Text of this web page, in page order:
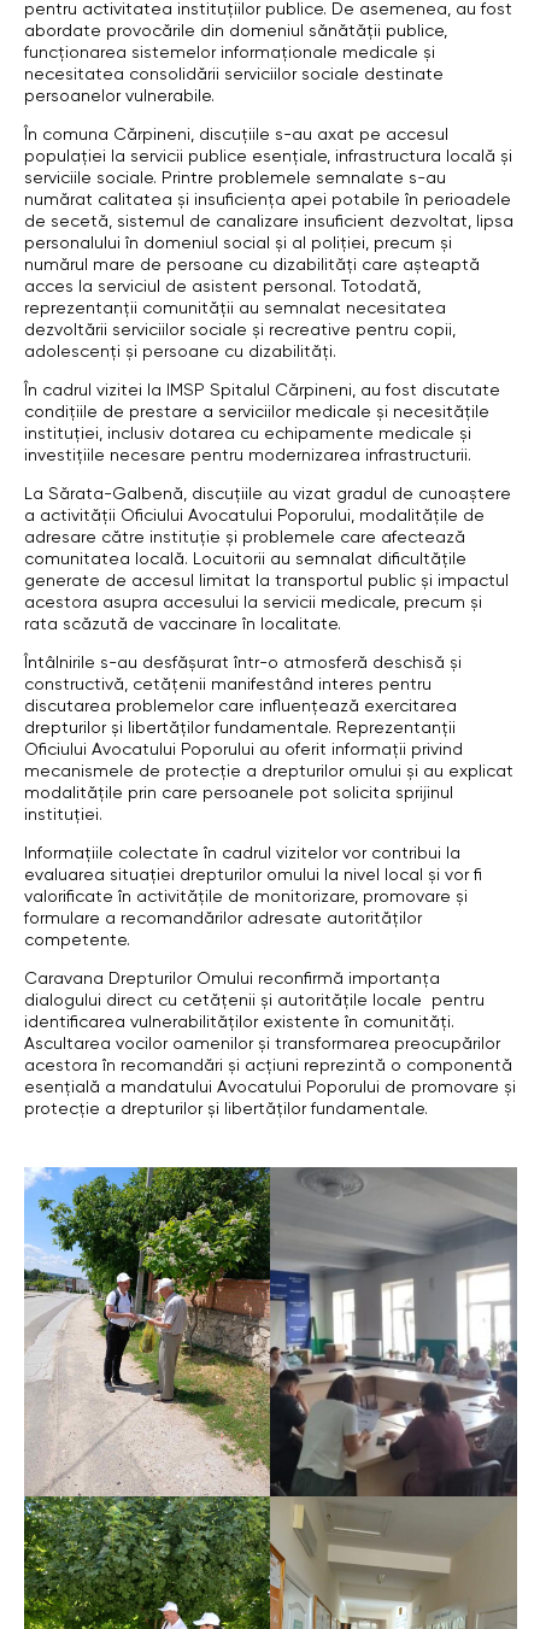
pentru activitatea instituțiilor publice. De asemenea, au fost
abordate provocările din domeniul sănătății publice,
funcționarea sistemelor informaționale medicale și
necesitatea consolidării serviciilor sociale destinate
persoanelor vulnerabile.
În comuna Cărpineni, discuțiile s-au axat pe accesul
populației la servicii publice esențiale, infrastructura locală și
serviciile sociale. Printre problemele semnalate s-au
numărat calitatea și insuficiența apei potabile în perioadele
de secetă, sistemul de canalizare insuficient dezvoltat, lipsa
personalului în domeniul social și al poliției, precum și
numărul mare de persoane cu dizabilități care așteaptă
acces la serviciul de asistent personal. Totodată,
reprezentanții comunității au semnalat necesitatea
dezvoltării serviciilor sociale și recreative pentru copii,
adolescenți și persoane cu dizabilități.
În cadrul vizitei la IMSP Spitalul Cărpineni, au fost discutate
condițiile de prestare a serviciilor medicale și necesitățile
instituției, inclusiv dotarea cu echipamente medicale și
investițiile necesare pentru modernizarea infrastructurii.
La Sărata-Galbenă, discuțiile au vizat gradul de cunoaștere
a activității Oficiului Avocatului Poporului, modalitățile de
adresare către instituție și problemele care afectează
comunitatea locală. Locuitorii au semnalat dificultățile
generate de accesul limitat la transportul public și impactul
acestora asupra accesului la servicii medicale, precum și
rata scăzută de vaccinare în localitate.
Întâlnirile s-au desfășurat într-o atmosferă deschisă și
constructivă, cetățenii manifestând interes pentru
discutarea problemelor care influențează exercitarea
drepturilor și libertăților fundamentale. Reprezentanții
Oficiului Avocatului Poporului au oferit informații privind
mecanismele de protecție a drepturilor omului și au explicat
modalitățile prin care persoanele pot solicita sprijinul
instituției.
Informațiile colectate în cadrul vizitelor vor contribui la
evaluarea situației drepturilor omului la nivel local și vor fi
valorificate în activitățile de monitorizare, promovare și
formulare a recomandărilor adresate autorităților
competente.
Caravana Drepturilor Omului reconfirmă importanța
dialogului direct cu cetățenii și autoritățile locale pentru
identificarea vulnerabilităților existente în comunități.
Ascultarea vocilor oamenilor și transformarea preocupărilor
acestora în recomandări și acțiuni reprezintă o componentă
esențială a mandatului Avocatului Poporului de promovare și
protecție a drepturilor și libertăților fundamentale.